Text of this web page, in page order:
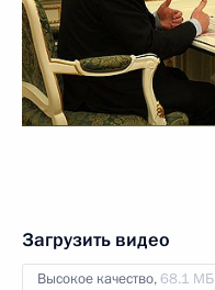
Загрузить видео
Высокое качество,68.1 МБ